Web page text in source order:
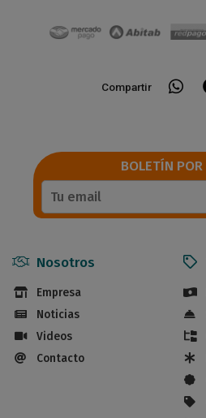
Compartir
BOLETÍN
Nosotros
Empresa
Noticias
Videos
Contacto